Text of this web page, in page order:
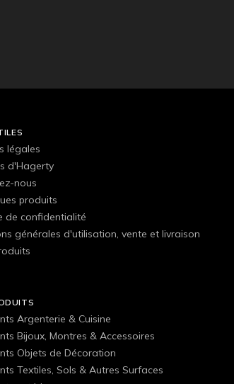
légales
d'Hagerty
nous
produits
de confidentialité
générales d'utilisation, vente et livraison
Argenterie & Cuisine
Bijoux, Montres & Accessoires
Objets de Décoration
Textiles, Sols & Autres Surfaces